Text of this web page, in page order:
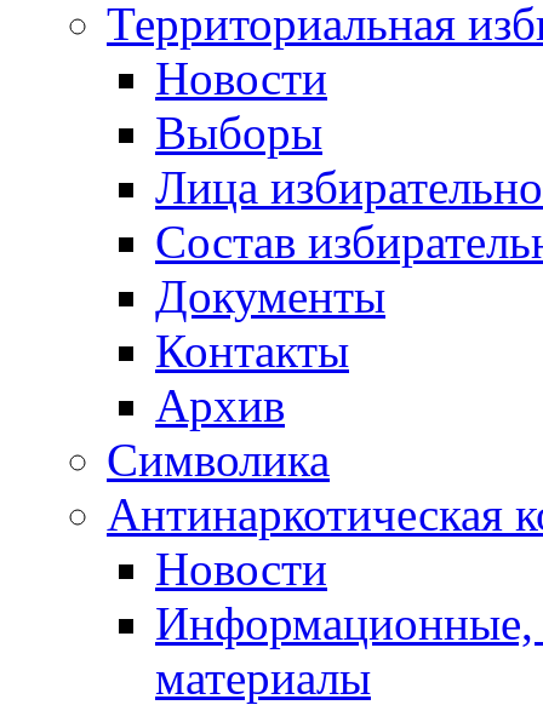
Территориальная
Новости
Выборы
Лица
Состав
Документы
Контакты
Архив
Символика
Антинаркотическая
Новости
Информационные,
материалы